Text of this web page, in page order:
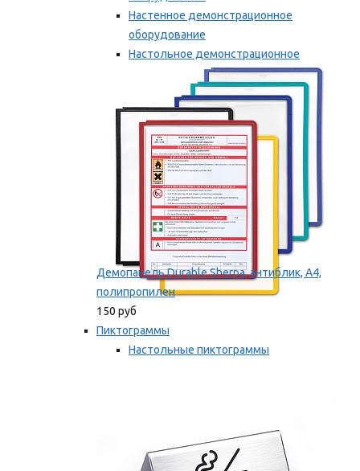
Настенное демонстрационное
оборудование
Настольное демонстрационное
оборудование
Мы рекомендуем
Демопанель Durable Sherpa, антиблик, А4,
полипропилен
150 руб
Пиктограммы
Настольные пиктограммы